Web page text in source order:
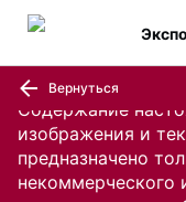
Содержание
изображения и
предназначено
некоммерческого
Вернуться